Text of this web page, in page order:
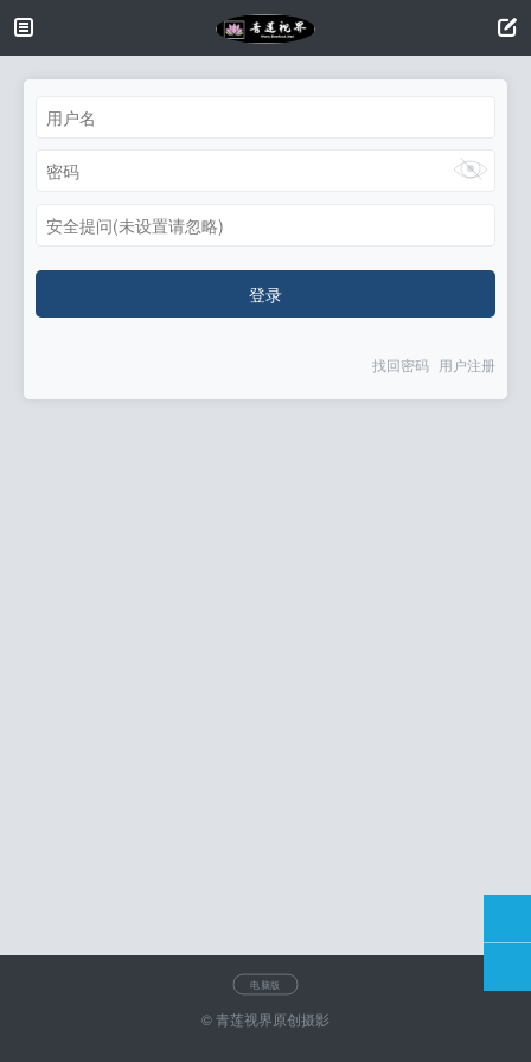
安全提问(未设置请忽略)
登录
找回密码 用户注册
电脑版
© 青莲视界原创摄影